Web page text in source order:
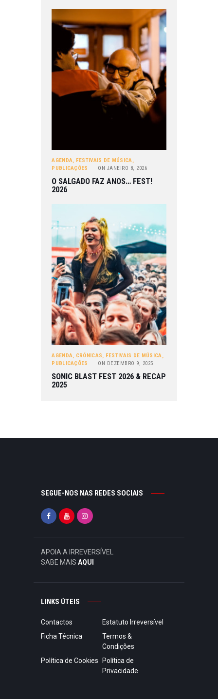
AGENDA, FESTIVAIS DE MÚSICA,
PUBLICAÇÕES
ON JANEIRO 8, 2026
O SALGADO FAZ ANOS… FEST!
2026
AGENDA, CRÓNICAS, FESTIVAIS DE MÚSICA,
PUBLICAÇÕES
ON DEZEMBRO 9, 2025
SONIC BLAST FEST 2026 & RECAP
2025
SEGUE-NOS NAS REDES SOCIAIS
APOIA A IRREVERSÍVEL
SABE MAIS AQUI
LINKS ÚTEIS
Contactos
Estatuto Irreversível
Ficha Técnica
Termos &
Condições
Política de Cookies
Política de
Privacidade